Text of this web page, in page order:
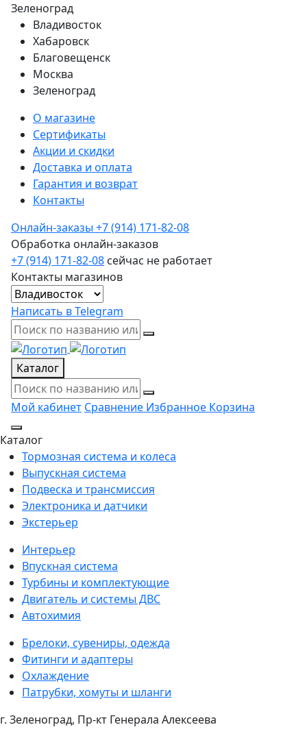
Зеленоград
Владивосток
Хабаровск
Благовещенск
Москва
Зеленоград
О магазине
Сертификаты
Акции и скидки
Доставка и оплата
Гарантия и возврат
Контакты
Онлайн-заказы +7 (914) 171-82-08
Обработка онлайн-заказов
+7 (914) 171-82-08 сейчас не работает
Контакты магазинов
Написать в Telegram
Каталог
Мой кабинет Сравнение Избранное Корзина
Каталог
Тормозная система и колеса
Выпускная система
Подвеска и трансмиссия
Электроника и датчики
Экстерьер
Интерьер
Впускная система
Турбины и комплектующие
Двигатель и системы ДВС
Автохимия
Брелоки, сувениры, одежда
Фитинги и адаптеры
Охлаждение
Патрубки, хомуты и шланги
г. Зеленоград, Пр-кт Генерала Алексеева